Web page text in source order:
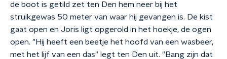
de boot is getild zet ten Den hem neer bij het
struikgewas 50 meter van waar hij gevangen is. De kist
gaat open en Joris ligt opgerold in het hoekje, de ogen
open. "Hij heeft een beetje het hoofd van een wasbeer,
met het lijf van een das" legt ten Den uit. "Bang zijn dat